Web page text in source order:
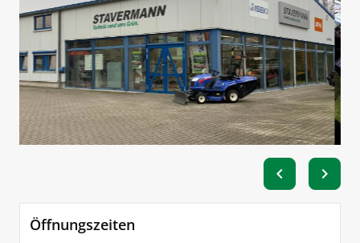
Öffnungszeiten
chevron_left chevron_right